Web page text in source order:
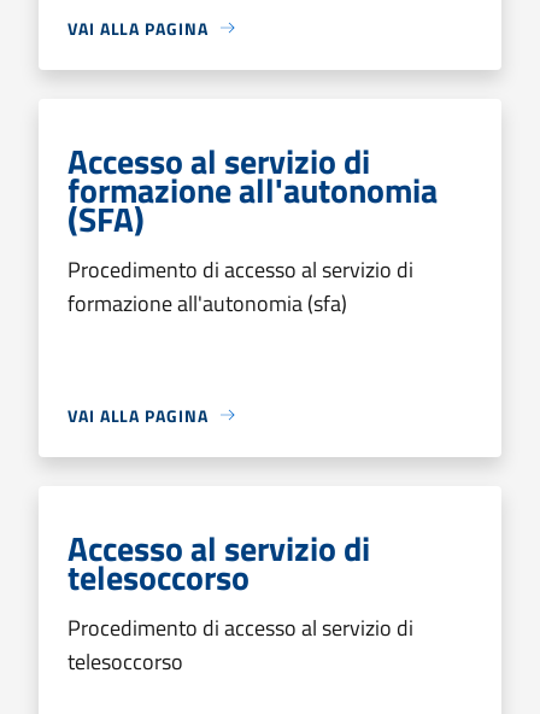
VAI ALLA PAGINA
Accesso al servizio di
formazione all'autonomia
(SFA)
Procedimento di accesso al servizio di
formazione all'autonomia (sfa)
VAI ALLA PAGINA
Accesso al servizio di
telesoccorso
Procedimento di accesso al servizio di
telesoccorso